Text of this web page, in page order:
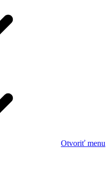
Otvoriť menu